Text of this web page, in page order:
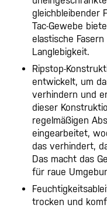
gleichbleibender
Tac-Gewebe
elastische
Langlebigkeit.
Ripstop-
entwickelt, um
verhindern und
dieser
regelmäßigen
eingearbeitet,
das verhindert,
Das macht das
für raue
trocken und